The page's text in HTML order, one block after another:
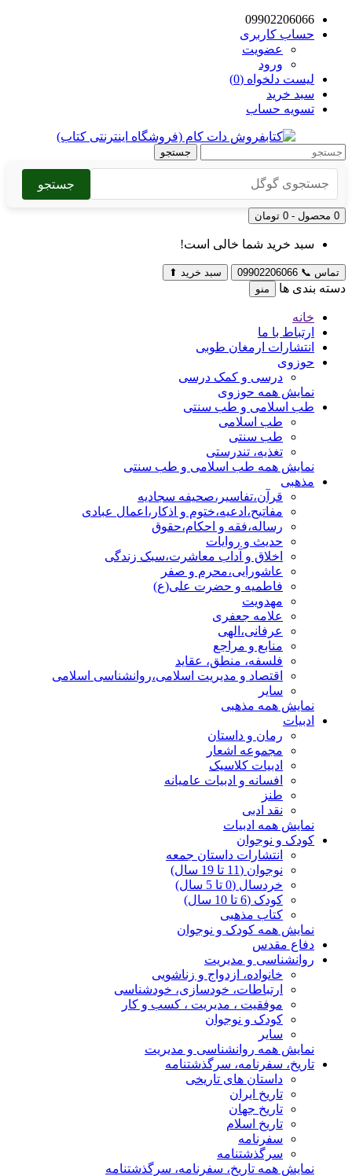
09902206066
حساب کاربری
عضویت
ورود
لیست دلخواه (0)
سبد خرید
تسویه حساب
جستجو
جستجو
0 محصول - 0 تومان
سبد خرید شما خالی است!
تماس 📞
09902206066 سبد خرید ⬆
دسته بندی ها منو
خانه
ارتباط با ما
انتشارات ارمغان طوبی
حوزوی
درسی و کمک درسی
نمایش همه حوزوی
طب اسلامی و طب سنتی
طب اسلامی
طب سنتی
تغذیه، تندرستی
نمایش همه طب اسلامی و طب سنتی
مذهبی
قرآن،تفاسیر،صحیفه سجادیه
مفاتیح،ادعیه،ختوم و اذکار،اعمال عبادی
رساله،فقه و احکام،حقوق
حدیث و روایات
اخلاق و آداب معاشرت،سبک زندگی
عاشورایی،محرم و صفر
فاطمیه و حضرت علی(ع)
مهدویت
علامه جعفری
عرفانی،الهی
منابع و مراجع
فلسفه، منطق، عقاید
اقتصاد و مدیریت اسلامی،روانشناسی اسلامی
سایر
نمایش همه مذهبی
ادبیات
رمان و داستان
مجموعه اشعار
ادبیات کلاسیک
افسانه و ادبیات عامیانه
طنز
نقد ادبی
نمایش همه ادبیات
کودک و نوجوان
انتشارات داستان جمعه
نوجوان (11 تا 19 سال)
خردسال (0 تا 5 سال)
کودک (6 تا 10 سال)
کتاب مذهبی
نمایش همه کودک و نوجوان
دفاع مقدس
روانشناسی و مدیریت
خانواده، ازدواج و زناشویی
ارتباطات، خودسازی، خودشناسی
موفقیت ، مدیریت ، کسب و کار
کودک و نوجوان
سایر
نمایش همه روانشناسی و مدیریت
تاریخ، سفرنامه، سرگذشتنامه
داستان های تاریخی
تاریخ ایران
تاریخ جهان
تاریخ اسلام
سفرنامه
سرگذشتنامه
نمایش همه تاریخ، سفرنامه، سرگذشتنامه